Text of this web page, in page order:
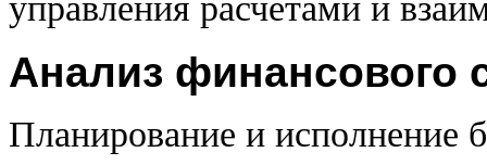
управления расчетами и
Анализ финансового
Планирование и исполнение